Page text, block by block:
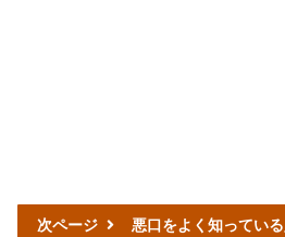
次ページ 悪口をよく知ってい